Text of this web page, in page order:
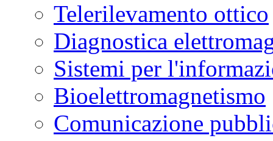
Telerilevamento ottico
Diagnostica
Sistemi per
Bioelettromagnetismo
Comunicazione